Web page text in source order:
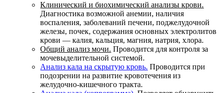
Клинический и биохимический анализы крови.
Диагностика возможной анемии, наличия
воспаления, заболеваний печени, поджелудочной
железы, почек, содержания основных электролитов
крови — калия, кальция, магния, натрия, хлора.
Общий анализ мочи. Проводится для контроля за
мочевыделительной системой.
Анализ кала на скрытую кровь. Проводится при
подозрении на развитие кровотечения из
желудочно-кишечного тракта.